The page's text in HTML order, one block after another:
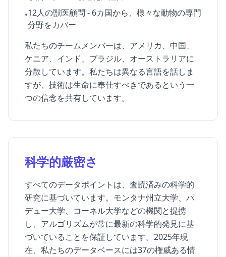
•12人の獣医顧問 - 6カ国から、様々な動物の専門
分野をカバー
私たちのチームメンバーは、アメリカ、中国、
ケニア、インド、ブラジル、オーストラリアに
分散しています。私たちは異なる言語を話しま
すが、技術は生命に奉仕すべきであるという一
つの信念を共有しています。
科学的厳密さ
すべてのデータポイントは、査読済みの科学的
研究に基づいています。モンタナ州立大学、パ
デュー大学、コーネル大学などの機関と提携
し、アルゴリズムが常に最新の科学的発見に基
づいていることを保証しています。2025年現
在、私たちのデータベースには37の権威ある情